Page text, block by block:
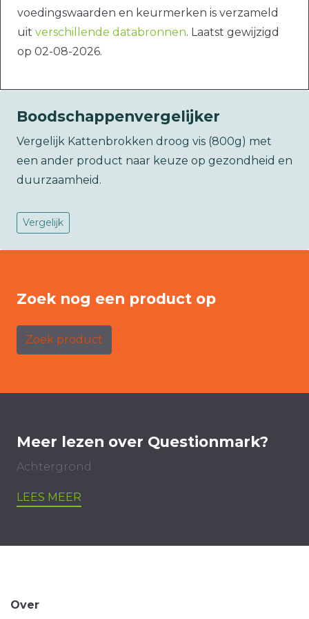
voedingswaarden en keurmerken is verzameld
uit verschillende databronnen. Laatst gewijzigd
op 02-08-2026.
Boodschappenvergelijker
Vergelijk Kattenbrokken droog vis (800g) met
een ander product naar keuze op gezondheid en
duurzaamheid.
Vergelijk
Zoek nog een product op
Zoek product
Meer lezen over Questionmark?
Achtergrond
LEES MEER
Over